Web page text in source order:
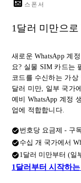
스폰서
1달러 미만으
새로운 WhatsApp 계
요? 실물 SIM 카드는
코드를 수신하는 가
달러 미만, 일부 국가
예비 WhatsApp 계정
업에 적합합니다.
번호당 요금제 - 구
수십 개 국가에서
1달러 미만부터 (일
1달러부터 시작하